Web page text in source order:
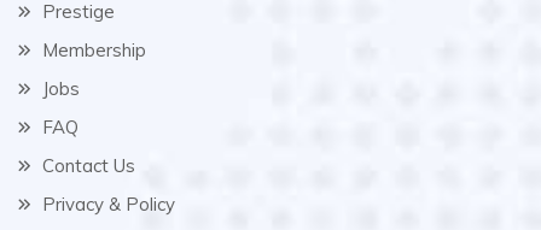
Prestige
Membership
Jobs
FAQ
Contact Us
Privacy & Policy